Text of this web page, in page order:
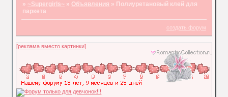
» ~Supergirls~ » Объявления » Полиуретановый клей для
паркета
создать форум
[реклама вместо картинки]